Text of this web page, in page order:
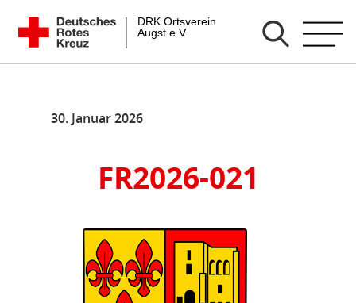
Zum
Inhalt
springen
DRK Ortsverein Augst e.V.
30. Januar 2026
FR2026-021